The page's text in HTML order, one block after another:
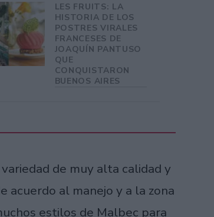
LES FRUITS: LA
HISTORIA DE LOS
POSTRES VIRALES
FRANCESES DE
JOAQUÍN PANTUSO
QUE
CONQUISTARON
BUENOS AIRES
de muy alta calidad y
acuerdo al manejo y a la zona
estilos de Malbec para